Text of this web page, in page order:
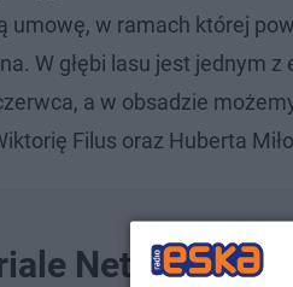
umowę, w ramach której
W głębi lasu jest jednym
a w obsadzie
Filus oraz Huberta
Netflixa